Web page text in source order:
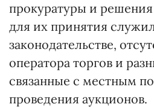
прокуратуры и
для их принятия
законодательстве,
оператора торгов и
связанные с местным
проведения аукционов.